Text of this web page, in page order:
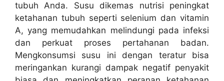
tubuh Anda. Susu dikemas nutrisi peningkat
ketahanan tubuh seperti selenium dan vitamin
A, yang memudahkan melindungi pada infeksi
dan perkuat proses pertahanan badan.
Mengkonsumsi susu ini dengan teratur bisa
meringankan kurangi dampak negatif penyakit